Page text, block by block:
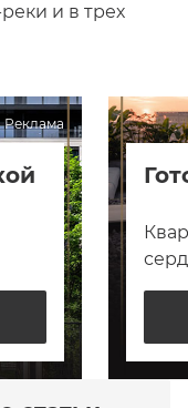
и в трех
Реклама